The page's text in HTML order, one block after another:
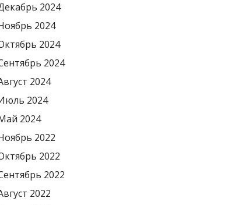
2024
2024
2024
2024
2024
2024
2024
2022
2022
2022
2022